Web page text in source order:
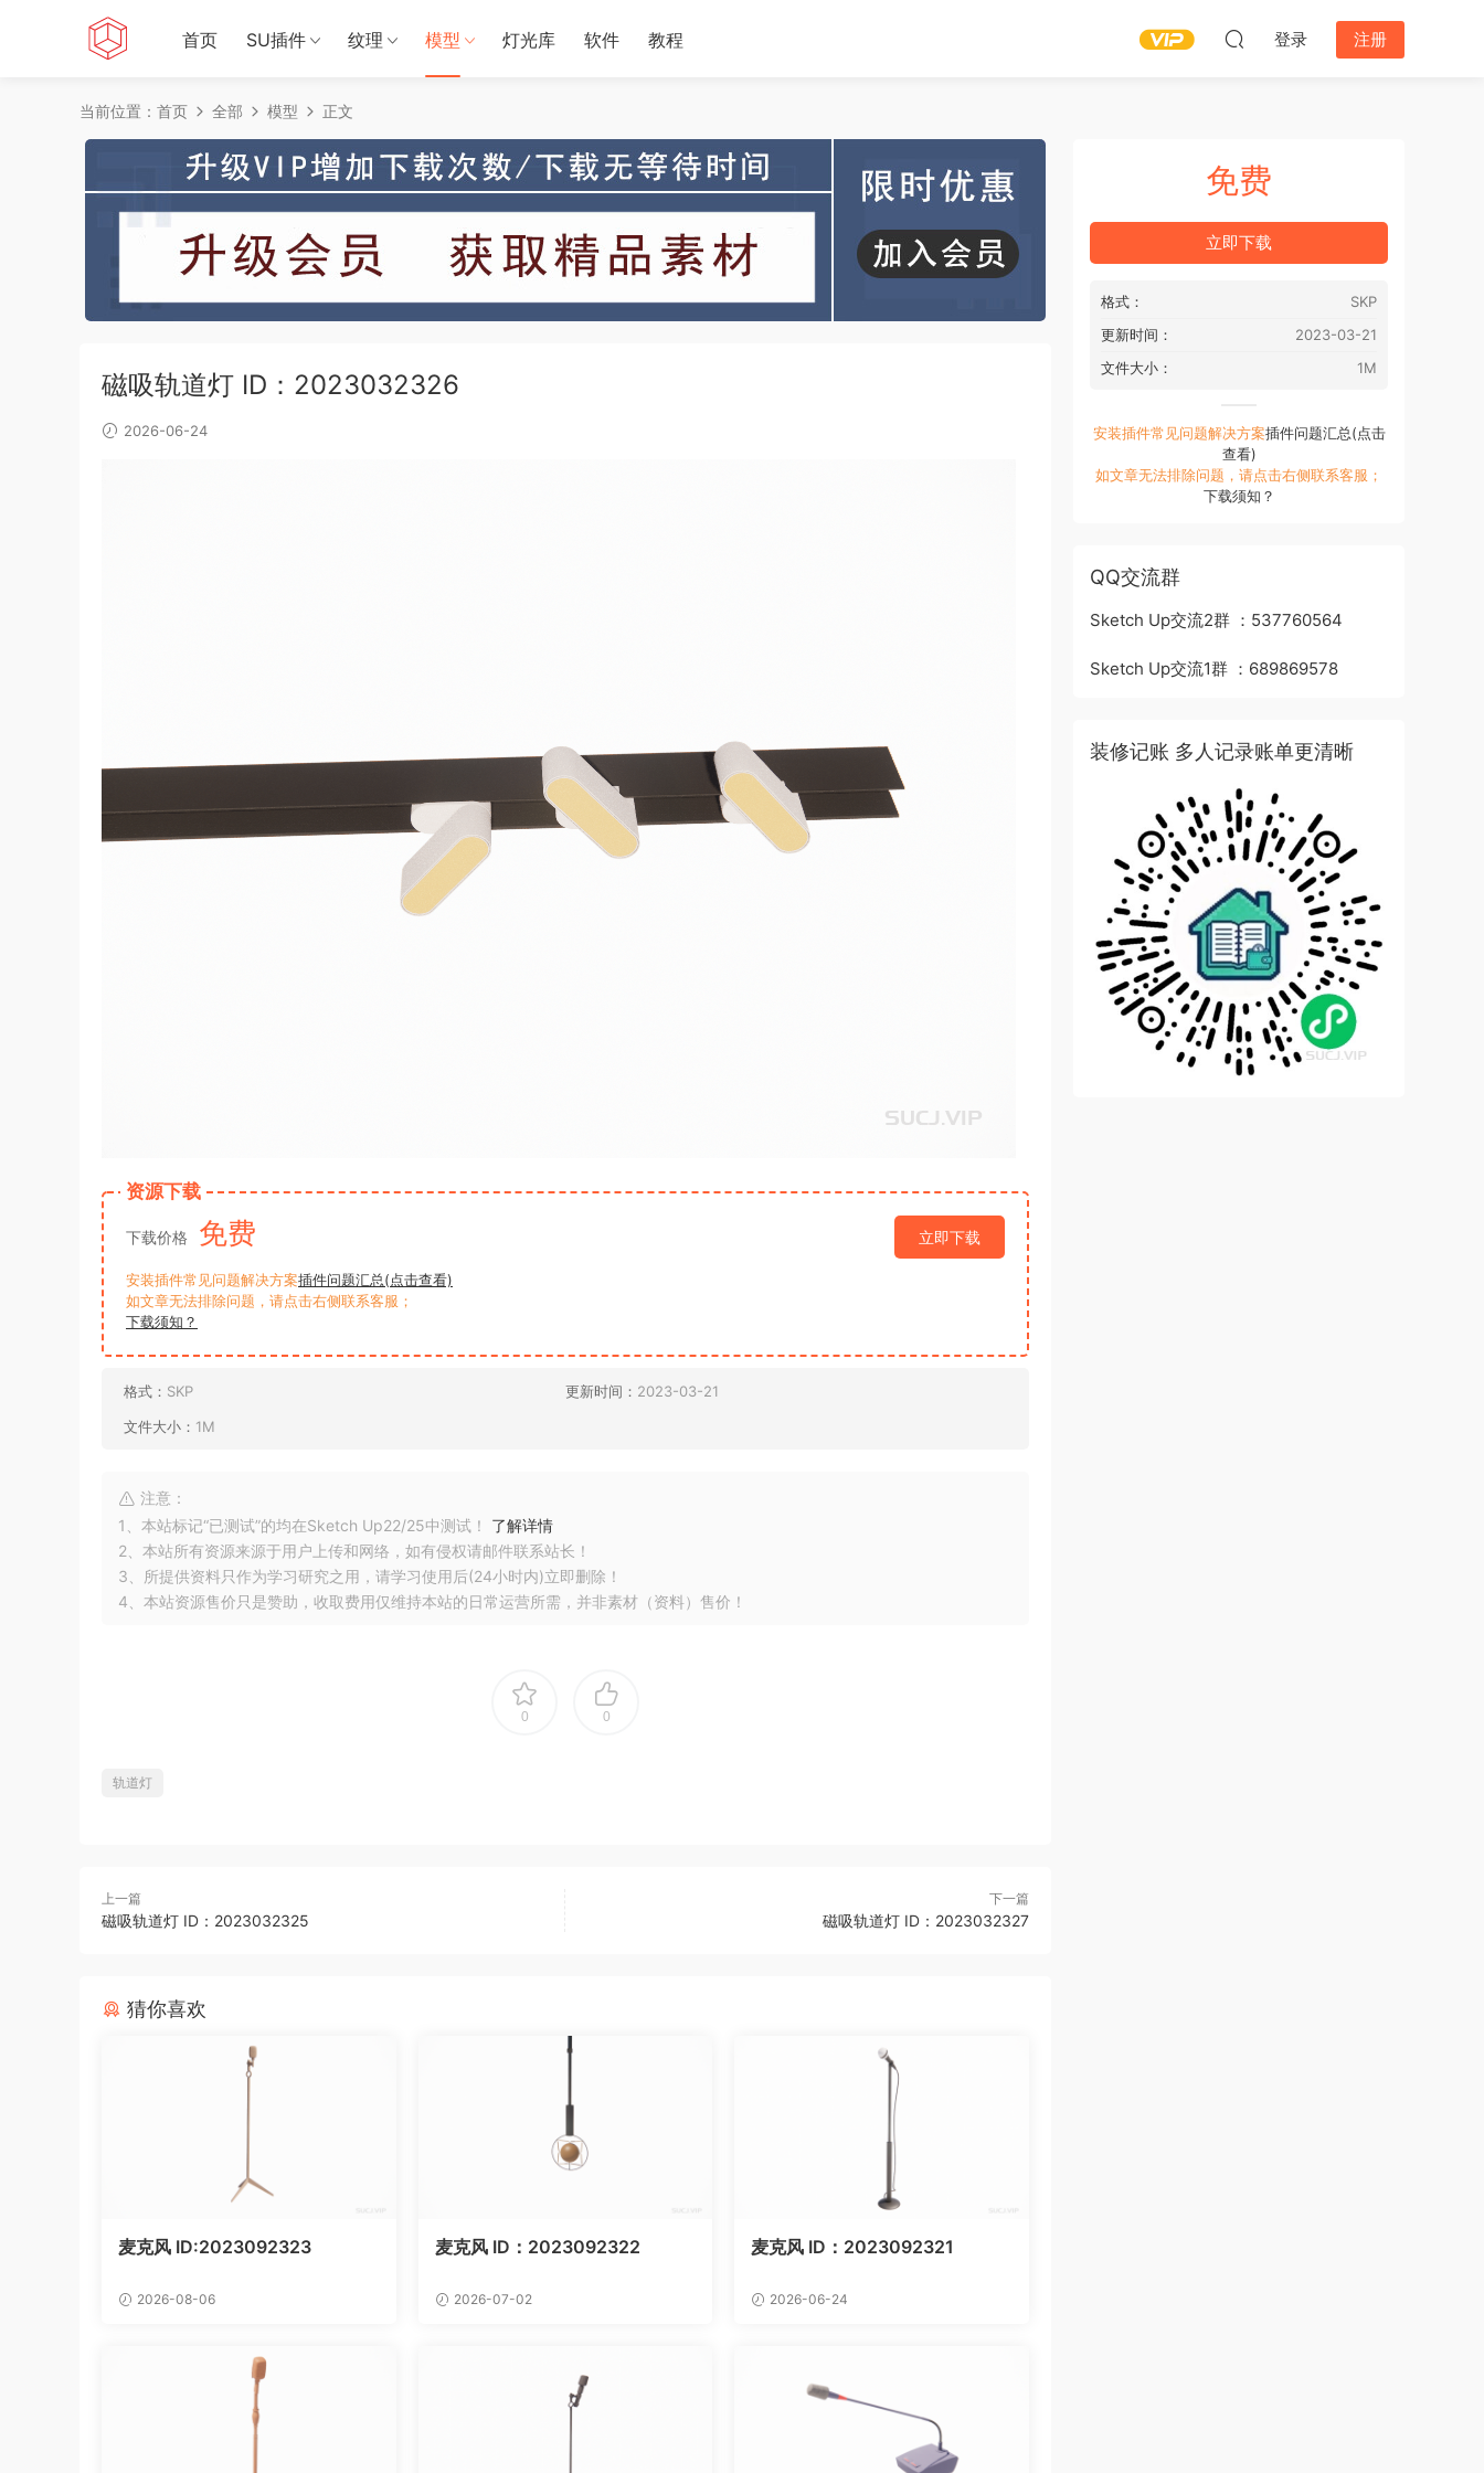
首页 SU插件 纹理 模型 灯光库 软件 教程 登录 注册
当前位置： 首页 全部 模型 正文
磁吸轨道灯 ID：2023032326
2026-06-24
资源下载
下载价格 免费 立即下载
安装插件常见问题解决方案插件问题汇总(点击查看)
如文章无法排除问题，请点击右侧联系客服；
下载须知？
格式： SKP 更新时间： 2023-03-21
文件大小： 1M
注意：
1、本站标记“已测试”的均在Sketch Up22/25中测试！ 了解详情
2、本站所有资源来源于用户上传和网络，如有侵权请邮件联系站长！
3、所提供资料只作为学习研究之用，请学习使用后(24小时内)立即删除！
4、本站资源售价只是赞助，收取费用仅维持本站的日常运营所需，并非素材（资料）售价！
0 0
轨道灯
上一篇
磁吸轨道灯 ID：2023032325
下一篇
磁吸轨道灯 ID：2023032327
猜你喜欢
麦克风 ID:2023092323
2026-08-06
麦克风 ID：2023092322
2026-07-02
麦克风 ID：2023092321
2026-06-24
免费
立即下载
格式：
SKP
更新时间：
2023-03-21
文件大小：
1M
安装插件常见问题解决方案插件问题汇总(点击
查看)
如文章无法排除问题，请点击右侧联系客服；
下载须知？
QQ交流群
Sketch Up交流2群 ：537760564
Sketch Up交流1群 ：689869578
装修记账 多人记录账单更清晰